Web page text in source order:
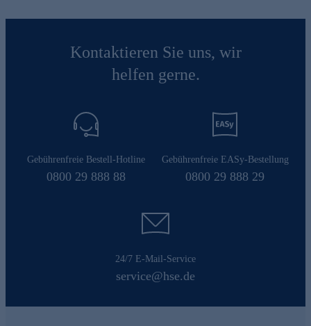
Kontaktieren Sie uns, wir
helfen gerne.
Gebührenfreie Bestell-Hotline
0800 29 888 88
Gebührenfreie EASy-Bestellung
0800 29 888 29
24/7 E-Mail-Service
service@hse.de